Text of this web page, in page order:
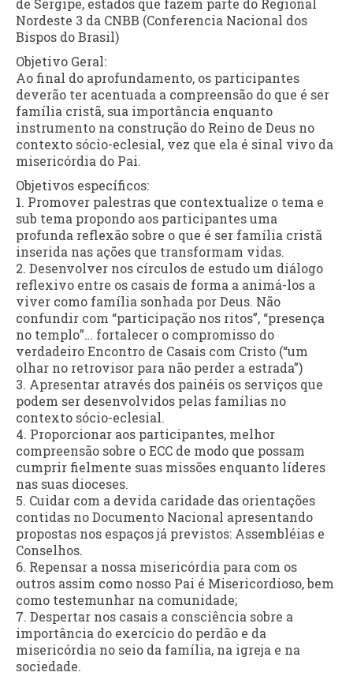
de Sergipe, estados que fazem parte do Regional
Nordeste 3 da CNBB (Conferencia Nacional dos
Bispos do Brasil)
Objetivo Geral:
Ao final do aprofundamento, os participantes
deverão ter acentuada a compreensão do que é ser
família cristã, sua importância enquanto
instrumento na construção do Reino de Deus no
contexto sócio-eclesial, vez que ela é sinal vivo da
misericórdia do Pai.
Objetivos específicos:
1. Promover palestras que contextualize o tema e
sub tema propondo aos participantes uma
profunda reflexão sobre o que é ser família cristã
inserida nas ações que transformam vidas.
2. Desenvolver nos círculos de estudo um diálogo
reflexivo entre os casais de forma a animá-los a
viver como família sonhada por Deus. Não
confundir com “participação nos ritos”, “presença
no templo”… fortalecer o compromisso do
verdadeiro Encontro de Casais com Cristo (“um
olhar no retrovisor para não perder a estrada”)
3. Apresentar através dos painéis os serviços que
podem ser desenvolvidos pelas famílias no
contexto sócio-eclesial.
4. Proporcionar aos participantes, melhor
compreensão sobre o ECC de modo que possam
cumprir fielmente suas missões enquanto líderes
nas suas dioceses.
5. Cuidar com a devida caridade das orientações
contidas no Documento Nacional apresentando
propostas nos espaços já previstos: Assembléias e
Conselhos.
6. Repensar a nossa misericórdia para com os
outros assim como nosso Pai é Misericordioso, bem
como testemunhar na comunidade;
7. Despertar nos casais a consciência sobre a
importância do exercício do perdão e da
misericórdia no seio da família, na igreja e na
sociedade.